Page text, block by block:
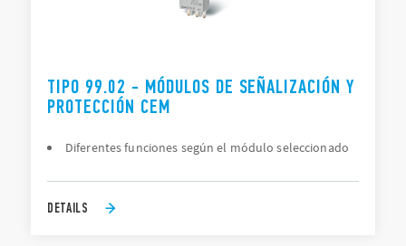
TIPO 99.02 - MÓDULOS DE SEÑALIZACIÓN Y
PROTECCIÓN CEM
Diferentes funciones según el módulo seleccionado
DETAILS